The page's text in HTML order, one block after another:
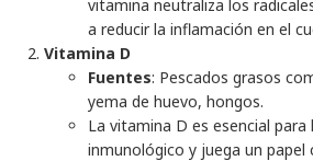
vitamina neutraliza los
a reducir la inflamación en el
Vitamina D
Fuentes: Pescados grasos
yema de huevo, hongos.
La vitamina D es esencial
inmunológico y juega un papel